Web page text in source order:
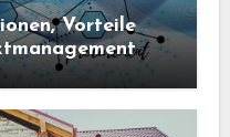
Vorteile